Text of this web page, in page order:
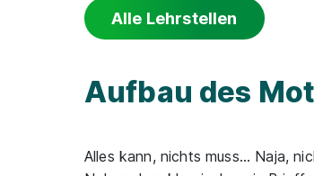
Alle Lehrstellen
Aufbau des
Alles kann, nichts muss... Naja,